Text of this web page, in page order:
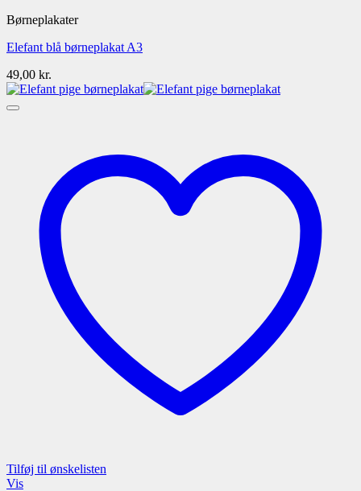
Børneplakater
Elefant blå børneplakat A3
49,00 kr.
Tilføj til ønskelisten
Vis